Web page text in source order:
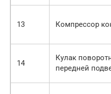
13 Компрессор
14
Кулак
передней